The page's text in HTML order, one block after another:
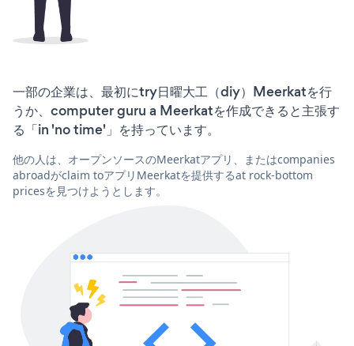
一部の企業は、最初にtry日曜大工（diy）Meerkatを行
うか、computer guru a Meerkatを作成できると主張す
る「in 'no time'」を持っています。
他の人は、オープンソースのMeerkatアプリ、またはcompanies
abroadがclaim toアプリMeerkatを提供するat rock-bottom
pricesを見つけようとします。